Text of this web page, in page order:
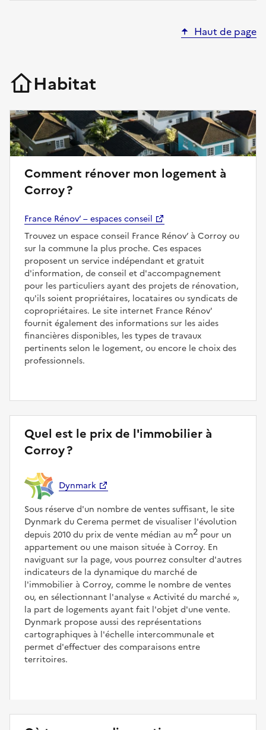
Haut de page
Habitat
Comment rénover mon logement à
Corroy ?
France Rénov’ – espaces conseil
Trouvez un espace conseil France Rénov’ à Corroy ou
sur la commune la plus proche. Ces espaces
proposent un service indépendant et gratuit
d'information, de conseil et d'accompagnement
pour les particuliers ayant des projets de rénovation,
qu'ils soient propriétaires, locataires ou syndicats de
copropriétaires. Le site internet France Rénov'
fournit également des informations sur les aides
financières disponibles, les types de travaux
pertinents selon le logement, ou encore le choix des
professionnels.
Quel est le prix de l'immobilier à
Corroy ?
Dynmark
Sous réserve d'un nombre de ventes suffisant, le site
Dynmark du Cerema permet de visualiser l'évolution
depuis 2010 du prix de vente médian au m2 pour un
appartement ou une maison située à Corroy. En
naviguant sur la page, vous pourrez consulter d'autres
indicateurs de la dynamique du marché de
l'immobilier à Corroy, comme le nombre de ventes
ou, en sélectionnant l'analyse
Activité du marché ,
la part de logements ayant fait l'objet d'une vente.
Dynmark propose aussi des représentations
cartographiques à l'échelle intercommunale et
permet d'effectuer des comparaisons entre
territoires.